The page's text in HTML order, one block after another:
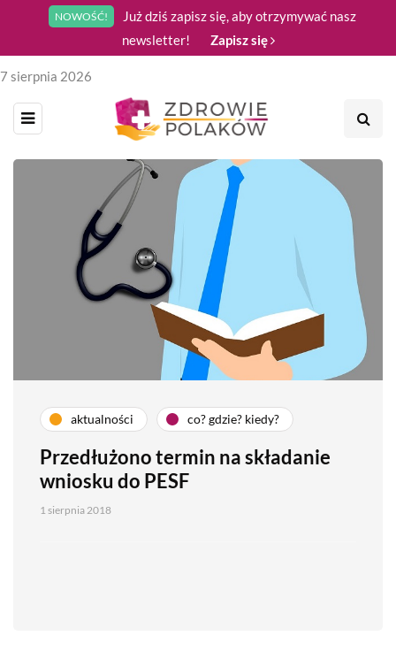
NOWOŚĆ!
Już dziś zapisz się, aby otrzymywać nasz
newsletter!
Zapisz się
7 sierpnia 2026
aktualności co? gdzie? kiedy?
Przedłużono termin na składanie
wniosku do PESF
1 sierpnia 2018